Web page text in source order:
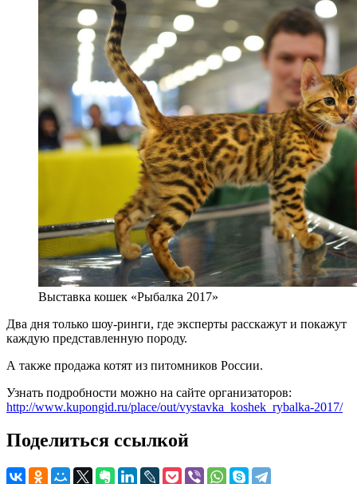
Выставка кошек «Рыбалка 2017»
Два дня только шоу-ринги, где эксперты расскажут и покажут
каждую представленную породу.
А также продажа котят из питомников России.
Узнать подробности можно на сайте организаторов:
http://www.kupongid.ru/place/out/vystavka_koshek_rybalka-2017/
Поделиться ссылкой